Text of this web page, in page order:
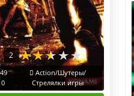
2
Action/Шутеры/
Стрелялки игры